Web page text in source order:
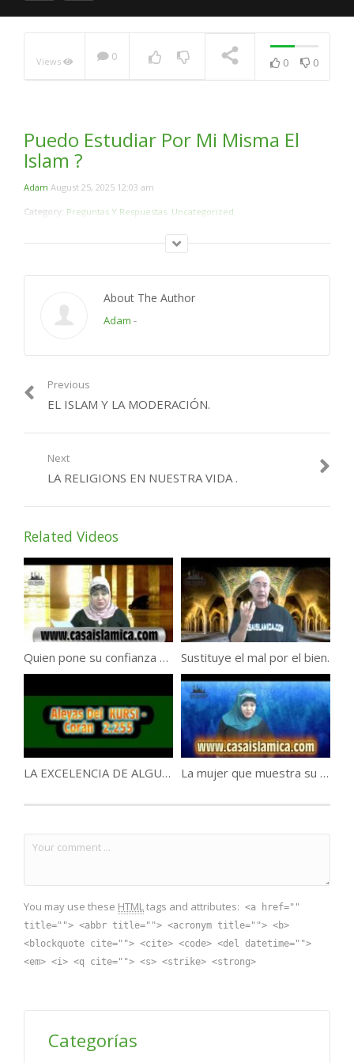
Views 0 0 0
Puedo Estudiar Por Mi Misma El
Islam ?
Adam August 25, 2025 12:03 am
Category: Preguntas Y Respuestas Uncategorized
About The Author
Adam -
Previous
EL ISLAM Y LA MODERACIÓN.
Next
LA RELIGIONS EN NUESTRA VIDA .
Related Videos
Quien pone su confianza en el dinero, este disminuirá . Sustituye el mal por el bien.
LA EXCELENCIA DE ALGUNOS CAPITULOS DEL CORAN. La mujer que muestra su cuerpo públicamente
You may use these HTMLtags and attributes: <a href=""
title=""> <abbr title=""> <acronym title=""> <b>
<blockquote cite=""> <cite> <code> <del datetime="">
<em> <i> <q cite=""> <s> <strike> <strong>
Categorías